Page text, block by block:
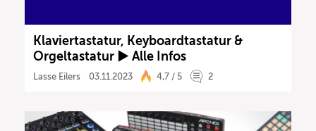
Klaviertastatur, Keyboardtastatur &
Orgeltastatur ► Alle Infos
Lasse Eilers 03.11.2023 4,7 / 5 2